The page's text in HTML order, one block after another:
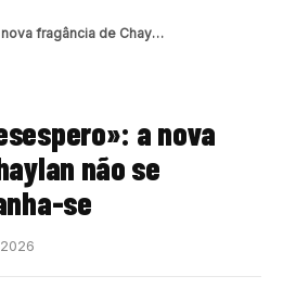
«Perfume de Desespero»: a nova fragância de Chaylan…
a nova
não se
se